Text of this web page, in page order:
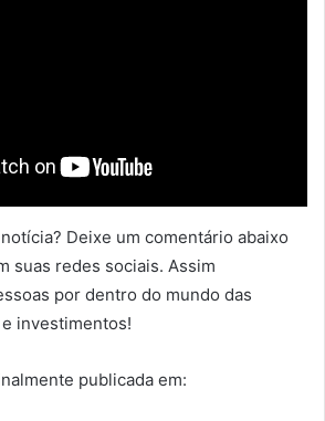
Deixe um comentário abaixo
suas redes sociais. Assim
por dentro do mundo das
investimentos!
publicada em: